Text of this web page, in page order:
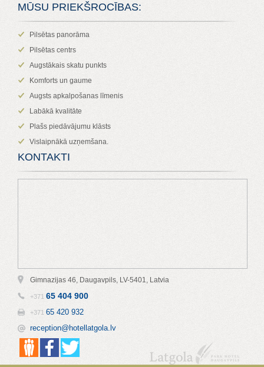
MŪSU PRIEKŠROCĪBAS:
Pilsētas panorāma
Pilsētas centrs
Augstākais skatu punkts
Komforts un gaume
Augsts apkalpošanas līmenis
Labākā kvalitāte
Plašs piedāvājumu klāsts
Vislaipnākā uzņemšana.
KONTAKTI
Gimnazijas 46, Daugavpils, LV-5401, Latvia
+371 65 404 900
+371 65 420 932
reception@hotellatgola.lv